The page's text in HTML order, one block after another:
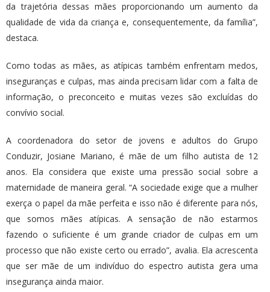
da trajetória dessas mães proporcionando um aumento da
qualidade de vida da criança e, consequentemente, da família”,
destaca.
Como todas as mães, as atípicas também enfrentam medos,
inseguranças e culpas, mas ainda precisam lidar com a falta de
informação, o preconceito e muitas vezes são excluídas do
convívio social.
A coordenadora do setor de jovens e adultos do Grupo
Conduzir, Josiane Mariano, é mãe de um filho autista de 12
anos. Ela considera que existe uma pressão social sobre a
maternidade de maneira geral. “A sociedade exige que a mulher
exerça o papel da mãe perfeita e isso não é diferente para nós,
que somos mães atípicas. A sensação de não estarmos
fazendo o suficiente é um grande criador de culpas em um
processo que não existe certo ou errado”, avalia. Ela acrescenta
que ser mãe de um indivíduo do espectro autista gera uma
insegurança ainda maior.